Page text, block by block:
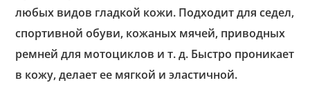
любых видов гладкой кожи. Подходит для седел,
спортивной обуви, кожаных мячей, приводных
ремней для мотоциклов и т. д. Быстро проникает
в кожу, делает ее мягкой и эластичной.